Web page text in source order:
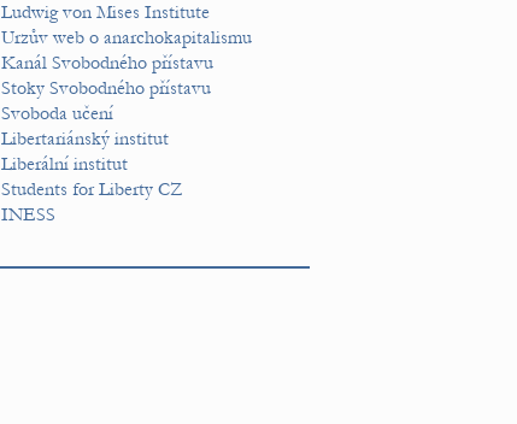
Ludwig von Mises Institute
Urzův web o anarchokapitalismu
Kanál Svobodného přístavu
Stoky Svobodného přístavu
Svoboda učení
Libertariánský institut
Liberální institut
Students for Liberty CZ
INESS